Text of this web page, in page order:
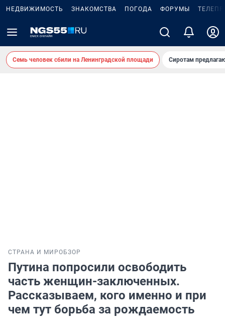
НЕДВИЖИМОСТЬ ЗНАКОМСТВА ПОГОДА ФОРУМЫ
Семь человек сбили на Ленинградской площади Сиротам
СТРАНА И МИРОБЗОР
Путина попросили освободить
часть женщин-заключенных.
Рассказываем, кого именно и при
чем тут борьба за рождаемость